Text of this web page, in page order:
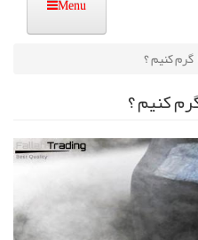
کنیم ؟
کنیم ؟